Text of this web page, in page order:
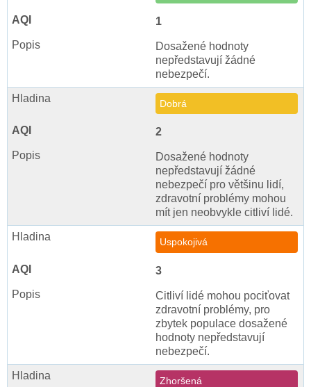
1
Dosažené hodnoty
nepředstavují žádné
nebezpečí.
Dobrá
2
Dosažené hodnoty
nepředstavují žádné
nebezpečí pro většinu lidí,
zdravotní problémy mohou
mít jen neobvykle citliví lidé.
Uspokojivá
3
Citliví lidé mohou pociťovat
zdravotní problémy, pro
zbytek populace dosažené
hodnoty nepředstavují
nebezpečí.
Zhoršená